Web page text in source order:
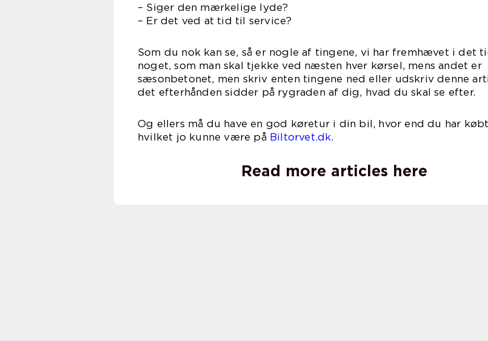
– Siger den mærkelige lyde?
– Er det ved at tid til service?
Som du nok kan se, så er nogle af tingene, vi har fremhævet i det
noget, som man skal tjekke ved næsten hver kørsel, mens andet er
sæsonbetonet, men skriv enten tingene ned eller udskriv denne
det efterhånden sidder på rygraden af dig, hvad du skal se efter.
Og ellers må du have en god køretur i din bil, hvor end du har
hvilket jo kunne være på Biltorvet.dk.
Read more articles here